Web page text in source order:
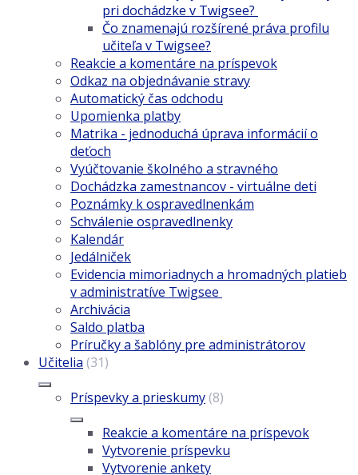
pri dochádzke v Twigsee?
Čo znamenajú rozšírené práva profilu
učiteľa v Twigsee?
Reakcie a komentáre na príspevok
Odkaz na objednávanie stravy
Automatický čas odchodu
Upomienka platby
Matrika - jednoduchá úprava informácií o
deťoch
Vyúčtovanie školného a stravného
Dochádzka zamestnancov - virtuálne deti
Poznámky k ospravedlnenkám
Schválenie ospravedlnenky
Kalendár
Jedálniček
Evidencia mimoriadnych a hromadných platieb
v administratíve Twigsee
Archivácia
Saldo platba
Príručky a šablóny pre administrátorov
Učitelia (31)
Príspevky a prieskumy (8)
Reakcie a komentáre na príspevok
Vytvorenie príspevku
Vytvorenie ankety